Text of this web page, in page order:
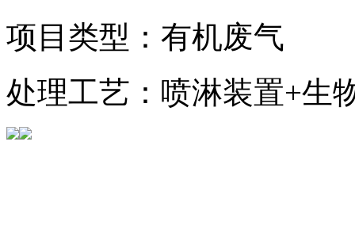
项目类型：有机废气
处理工艺：喷淋装置+生